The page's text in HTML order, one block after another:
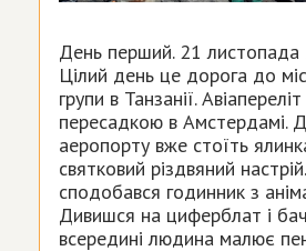
День перший. 21 листопада
Цілий день це дорога до
групи в Танзанії. Авіапереліт
пересадкою в Амстердамі.
аеропорту вже стоїть
святковий різдвяний
сподобався годинник з
Дивишся на циферблат і
всередині людина малює